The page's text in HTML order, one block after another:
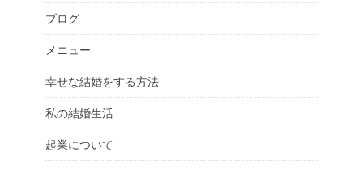
ブログ
メニュー
幸せな結婚をする方法
私の結婚生活
起業について